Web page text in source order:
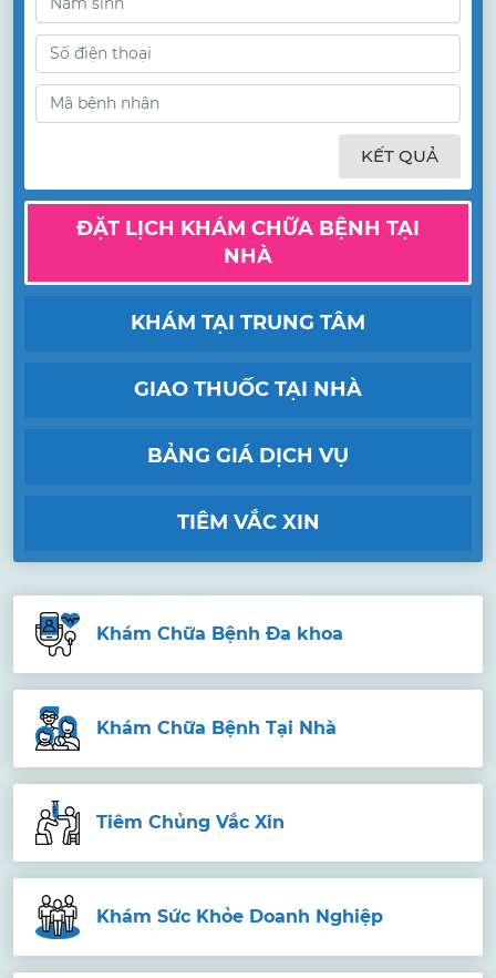
KẾT QUẢ
ĐẶT LỊCH KHÁM CHỮA BỆNH TẠI
NHÀ
KHÁM TẠI TRUNG TÂM
GIAO THUỐC TẠI NHÀ
BẢNG GIÁ DỊCH VỤ
TIÊM VẮC XIN
Khám Chữa Bệnh Đa khoa
Khám Chữa Bệnh Tại Nhà
Tiêm Chủng Vắc Xin
Khám Sức Khỏe Doanh Nghiệp